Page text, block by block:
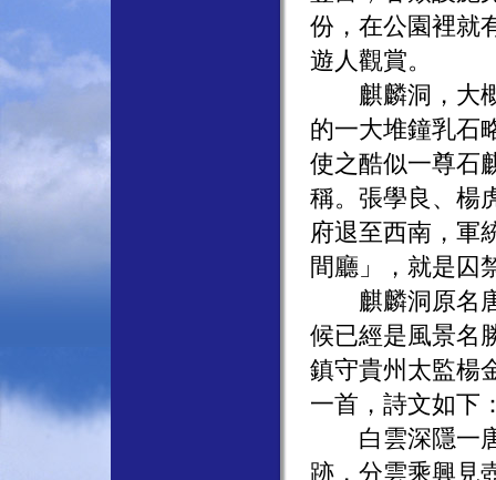
份，在公園裡就
遊人觀賞。
麒麟洞，大概
的一大堆鐘乳石
使之酷似一尊石
稱。張學良、楊
府退至西南，軍
間廳」，就是囚
麒麟洞原名唐
候已經是風景名
鎮守貴州太監楊
一首，詩文如下
白雲深隱一唐
跡，分雲乘興見